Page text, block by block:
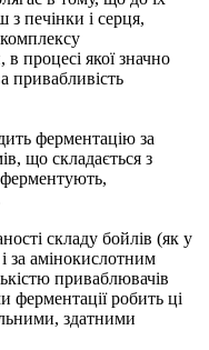
печiнки і серця,
в процесі якої значно
привабливість
ферментацію за
що складається з
ферментують,
складу бойлiв (як у
і за амінокислотним
приваблювачiв
ферментації робить ці
здатними